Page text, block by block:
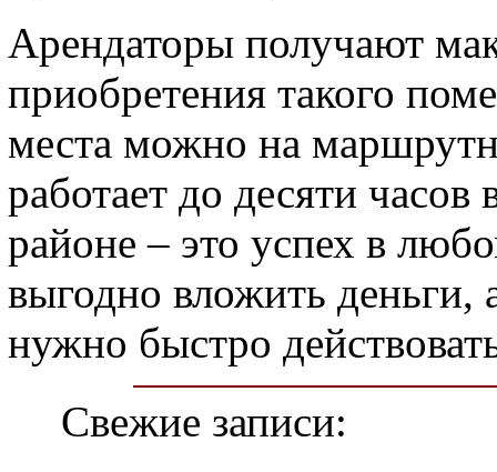
Арендаторы получают
приобретения такого
места можно на
работает до десяти
районе – это успех в
выгодно вложить деньги,
нужно быстро
Свежие записи: